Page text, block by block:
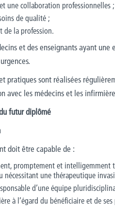
une collaboration professionnelles ;
de qualité ;
de la profession.
et des enseignants ayant
pratiques sont réalisées
avec les médecins et les
futur diplômé
doit être capable de :
promptement et intelligemment
une thérapeutique
d’une équipe
à l’égard du bénéficiaire et de